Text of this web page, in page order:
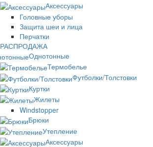
Аксессуары
Головные уборы
Защита шеи и лица
Перчатки
РАСПРОДАЖА
Однотонные
Термобелье
Футболки/Толстовки
Куртки
Жилеты
Windstopper
Брюки
Утепление
Аксессуары